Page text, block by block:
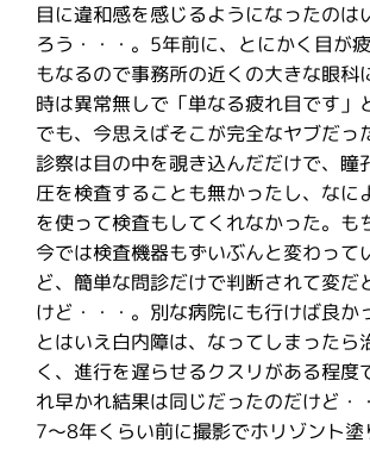
目に違和感を感じるようになったのは
ろう・・・。5年前に、とにかく目が
もなるので事務所の近くの大きな眼科
時は異常無しで「単なる疲れ目です」
でも、今思えばそこが完全なヤブだっ
診察は目の中を覗き込んだだけで、瞳
圧を検査することも無かったし、なに
を使って検査もしてくれなかった。も
今では検査機器もずいぶんと変わって
ど、簡単な問診だけで判断されて変だ
けど・・・。別な病院にも行けば良か
とはいえ白内障は、なってしまったら
く、進行を遅らせるクスリがある程度
れ早かれ結果は同じだったのだけど・
7〜8年くらい前に撮影でホリゾント